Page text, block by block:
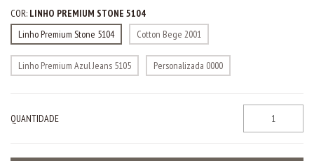
COR: LINHO PREMIUM STONE 5104
Linho Premium Stone 5104
Cotton Bege 2001
Linho Premium Azul Jeans 5105 Personalizada 0000
QUANTIDADE